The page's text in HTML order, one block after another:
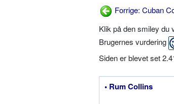
Forrige: Cuban
Klik på den smiley du
Brugernes vurdering
Siden er blevet set
• Rum Collins